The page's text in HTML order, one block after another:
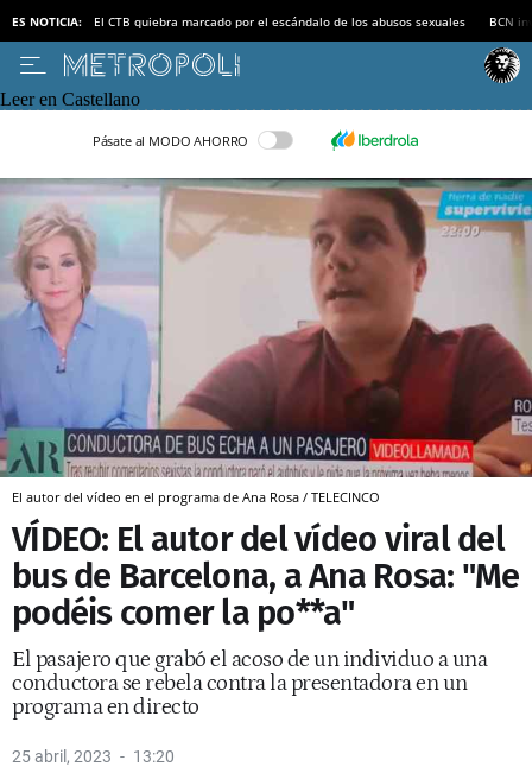
ES NOTICIA: El CTB quiebra marcado por el escándalo de los abusos sexuales BCN
Leer en Castellano
Pásate al MODO AHORRO
El autor del vídeo en el programa de Ana Rosa / TELECINCO
VÍDEO: El autor del vídeo viral del
bus de Barcelona, a Ana Rosa: "Me
podéis comer la po**a"
El pasajero que grabó el acoso de un individuo a una
conductora se rebela contra la presentadora en un
programa en directo
25 abril, 2023 13:20